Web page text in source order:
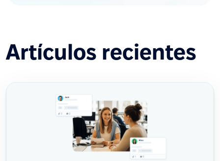
Artículos recientes